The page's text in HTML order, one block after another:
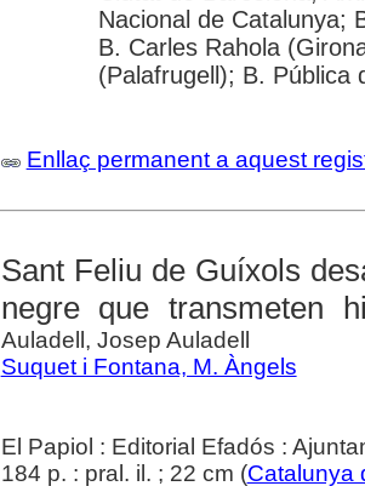
Nacional de Catalunya;
B. Carles Rahola
(Palafrugell); B. Pública
Enllaç permanent a aquest
Sant Feliu de Guíxols
negre que transmeten
Auladell, Josep Auladell
Suquet i Fontana, M. Àngels
El Papiol : Editorial Efadós :
184 p. : pral. il. ; 22 cm (Catalunya